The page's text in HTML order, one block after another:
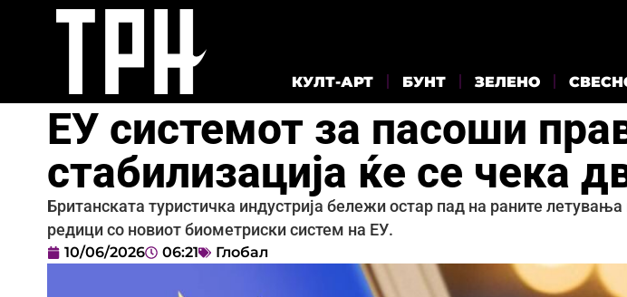
КУЛТ-АРТ БУНТ ЗЕЛЕНО
ЕУ системот за пасоши
стабилизација ќе се чека
Британската туристичка индустрија бележи остар пад на раните
редици со новиот биометриски систем на ЕУ.
10/06/2026 06:21 Глобал